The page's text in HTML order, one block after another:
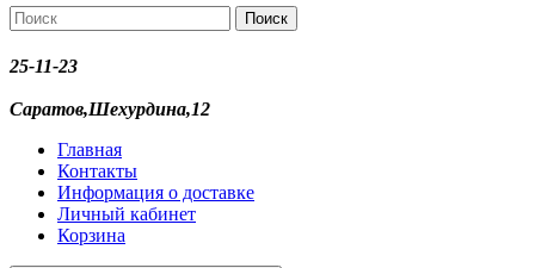
Поиск
25-11-23
Саратов,Шехурдина,12
Главная
Контакты
Информация о доставке
Личный кабинет
Корзина